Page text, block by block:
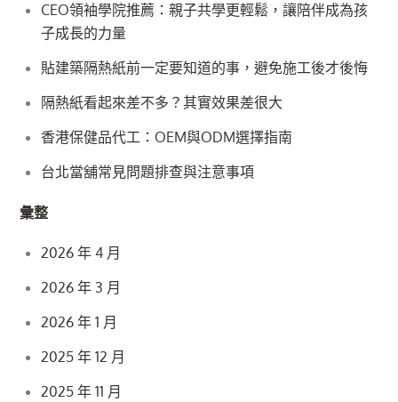
CEO領袖學院推薦：親子共學更輕鬆，讓陪伴成為孩
子成長的力量
貼建築隔熱紙前一定要知道的事，避免施工後才後悔
隔熱紙看起來差不多？其實效果差很大
香港保健品代工：OEM與ODM選擇指南
台北當舖常見問題排查與注意事項
彙整
2026 年 4 月
2026 年 3 月
2026 年 1 月
2025 年 12 月
2025 年 11 月